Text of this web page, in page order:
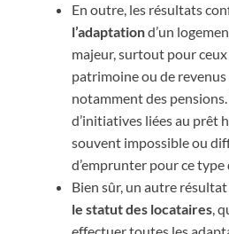
En outre, les résultats
l’adaptationd’un
majeur, surtout pour
patrimoine ou de
notamment des pensions.
d’initiatives liées au prêt
souvent impossible ou
d’emprunter pour ce type
Bien sûr, un autre
le statut des locataires,